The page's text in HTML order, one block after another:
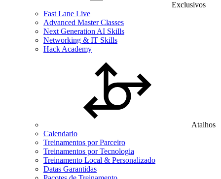
Exclusivos
Fast Lane Live
Advanced Master Classes
Next Generation AI Skills
Networking & IT Skills
Hack Academy
Atalhos
Calendario
Treinamentos por Parceiro
Treinamentos por Tecnologia
Treinamento Local & Personalizado
Datas Garantidas